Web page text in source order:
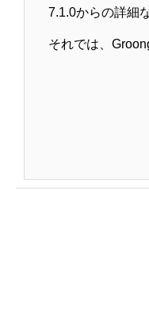
7.1.0からの詳細
それでは、